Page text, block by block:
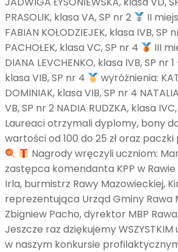
PRASOLIK, klasa VA, SP nr 2
II
FABIAN KOŁODZIEJEK, klasa IVB, SP
PACHOŁEK, klasa VC, SP nr 4
III
DIANA LEVCHENKO, klasa IVB, SP nr
klasa VIB, SP nr 4
wyróżnienia:
DOMINIAK, klasa VIB, SP nr 4
VB, SP nr 2 NADIA RUDZKA, klasa
Laureaci otrzymali dyplomy, bony
wartości od 100 do 25 zł oraz paczki
Nagrody wręczyli uczniom:
zastępca komendanta KPP w
Irla, burmistrz Rawy Mazowieckiej,
reprezentująca Urząd Gminy Rawa
Zbigniew Pacho, dyrektor MBP Rawa
Jeszcze raz dziękujemy WSZYSTKIM
w naszym konkursie